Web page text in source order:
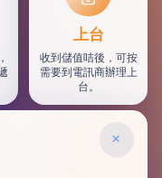
上台
收到儲值咭後，可按
需要到電訊商辦理上
台。
×